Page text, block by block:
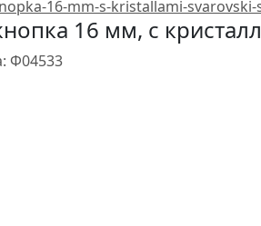
16 мм, с
Ф04533